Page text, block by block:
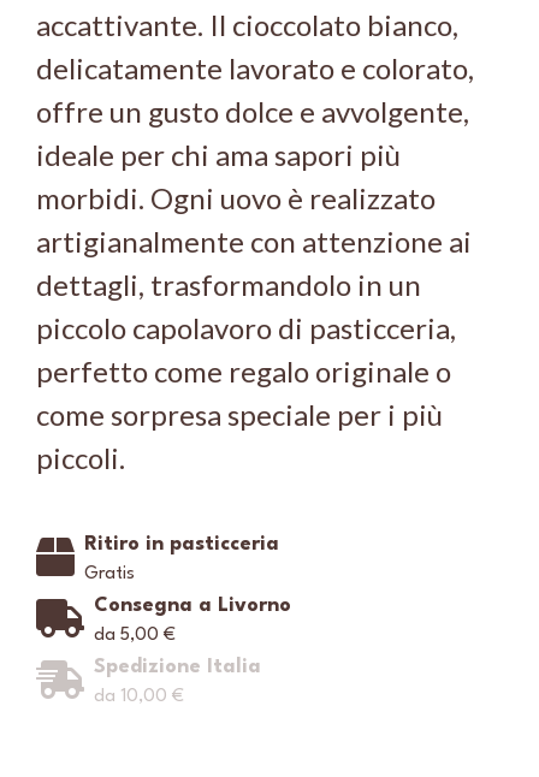
accattivante. Il cioccolato bianco,
delicatamente lavorato e colorato,
offre un gusto dolce e avvolgente,
ideale per chi ama sapori più
morbidi. Ogni uovo è realizzato
artigianalmente con attenzione ai
dettagli, trasformandolo in un
piccolo capolavoro di pasticceria,
perfetto come regalo originale o
come sorpresa speciale per i più
piccoli.
Ritiro in pasticceria
Gratis
Consegna a Livorno
da 5,00 €
Spedizione Italia
da 10,00 €